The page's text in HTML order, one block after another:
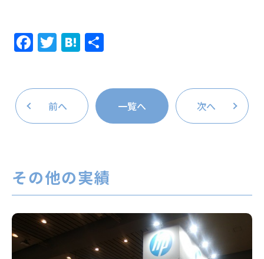
Facebook
TwitterHatena
前へ 一覧へ 次へ
その他の実績